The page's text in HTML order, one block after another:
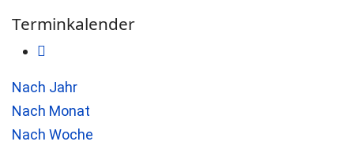
Terminkalender
Nach Jahr
Nach Monat
Nach Woche